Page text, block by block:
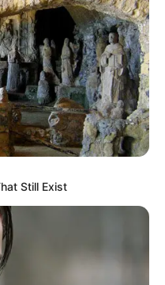
grupo do
sobre as principais
e região
grupo
Still Exist